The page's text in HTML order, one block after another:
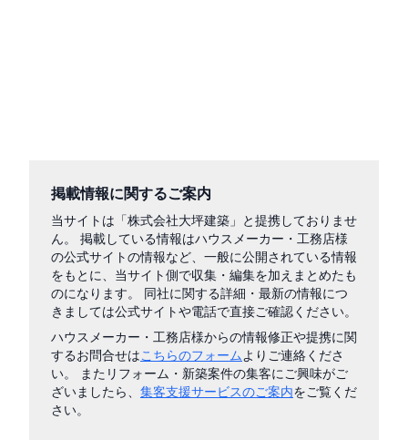
掲載情報に関するご案内
当サイトは「株式会社大坪建築」と提携しておりませ
ん。 掲載している情報はハウスメーカー・工務店様
の公式サイトの情報など、一般に公開されている情報
をもとに、当サイト側で収集・編集を加えまとめたも
のになります。 同社に関する詳細・最新の情報につ
きましては公式サイトや電話で直接ご確認ください。
ハウスメーカー・工務店様からの情報修正や提携に関
するお問合せはこちらのフォームよりご連絡くださ
い。 またリフォーム・新築案件の集客にご興味がご
ざいましたら、 集客支援サービスのご案内をご覧くだ
さい。